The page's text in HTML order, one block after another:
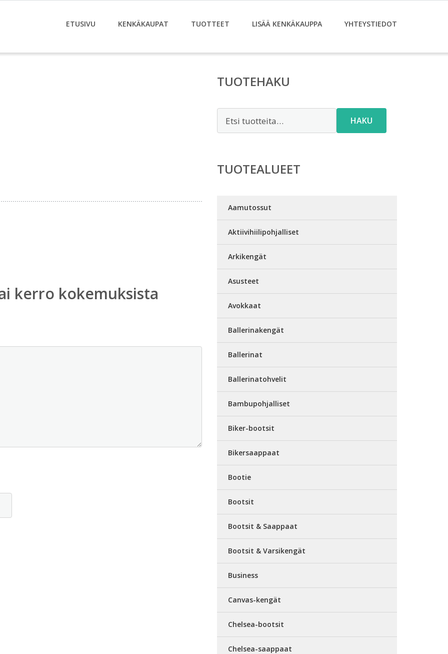
ETUSIVU KENKÄKAUPAT TUOTTEET LISÄÄ KENKÄKAUPPA YHTEYSTIEDOT
kerro kokemuksista
TUOTEHAKU
HAKU
TUOTEALUEET
Aamutossut
Aktiivihiilipohjalliset
Arkikengät
Asusteet
Avokkaat
Ballerinakengät
Ballerinat
Ballerinatohvelit
Bambupohjalliset
Biker-bootsit
Bikersaappaat
Bootie
Bootsit
Bootsit & Saappaat
Bootsit & Varsikengät
Business
Canvas-kengät
Chelsea-bootsit
Chelsea-saappaat